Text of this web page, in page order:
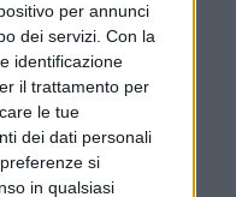
per annunci
dei servizi. Con la
identificazione
il trattamento per
le tue
dei dati personali
si
in qualsiasi